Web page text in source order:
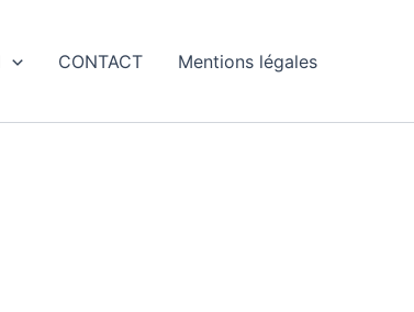
CONTACT Mentions légales